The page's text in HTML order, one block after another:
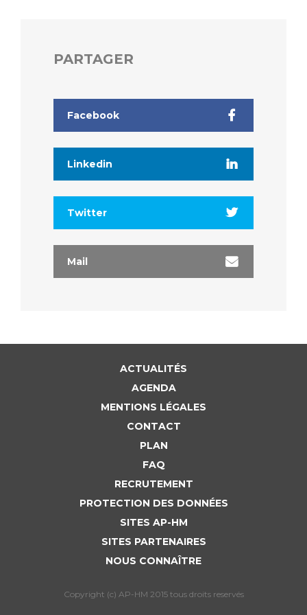
Les recherches en santé à l’AP-HM
PARTAGER
Facebook
Linkedin
Twitter
Mail
ACTUALITÉS
AGENDA
MENTIONS LÉGALES
CONTACT
PLAN
FAQ
RECRUTEMENT
PROTECTION DES DONNÉES
SITES AP-HM
SITES PARTENAIRES
NOUS CONNAÎTRE
Copyright (c) AP-HM 2015 tous droits reservés